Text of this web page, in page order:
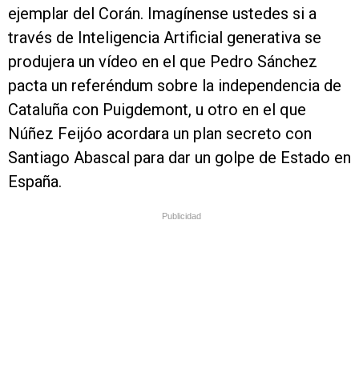
ejemplar del Corán. Imagínense ustedes si a
través de Inteligencia Artificial generativa se
produjera un vídeo en el que Pedro Sánchez
pacta un referéndum sobre la independencia de
Cataluña con Puigdemont, u otro en el que
Núñez Feijóo acordara un plan secreto con
Santiago Abascal para dar un golpe de Estado en
España.
Publicidad